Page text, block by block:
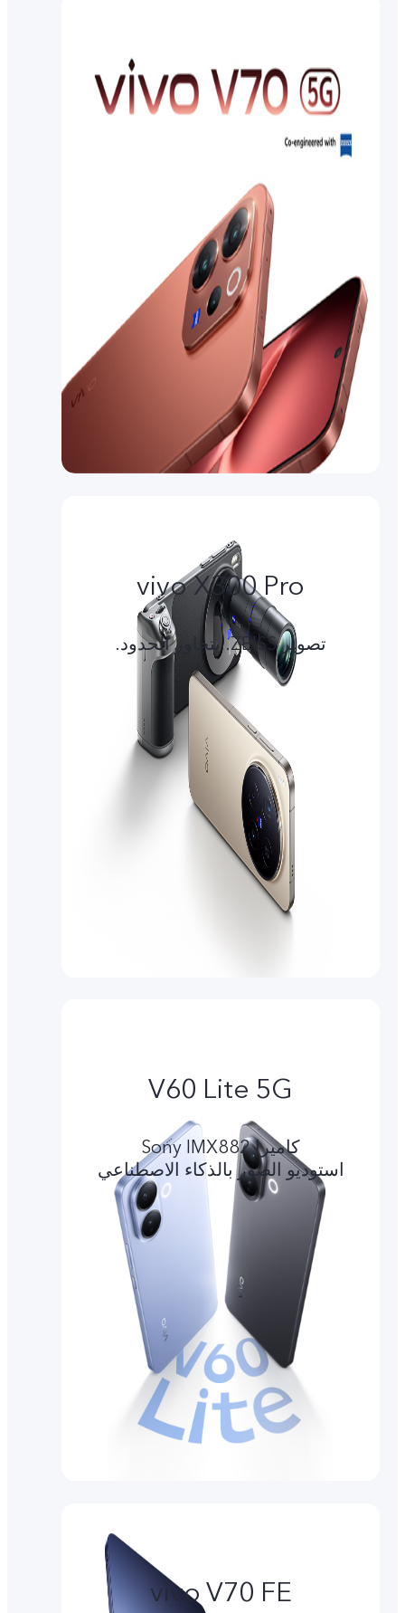
vivo X300 Pro
تصوير ZEISS. يتجاوز الحدود.
V60 Lite 5G
کامیرا Sony IMX882
استوديو الصور بالذكاء الاصطناعي
vivo V70 FE